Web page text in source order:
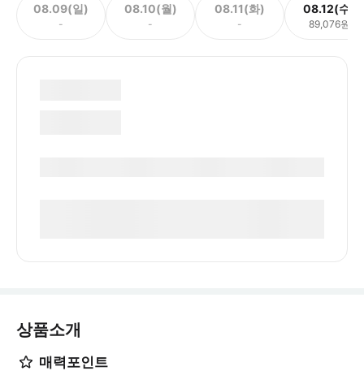
08.09(일)
-
08.10(월)
-
08.11(화)
-
08.12(수)
89,076원
상품소개
매력포인트